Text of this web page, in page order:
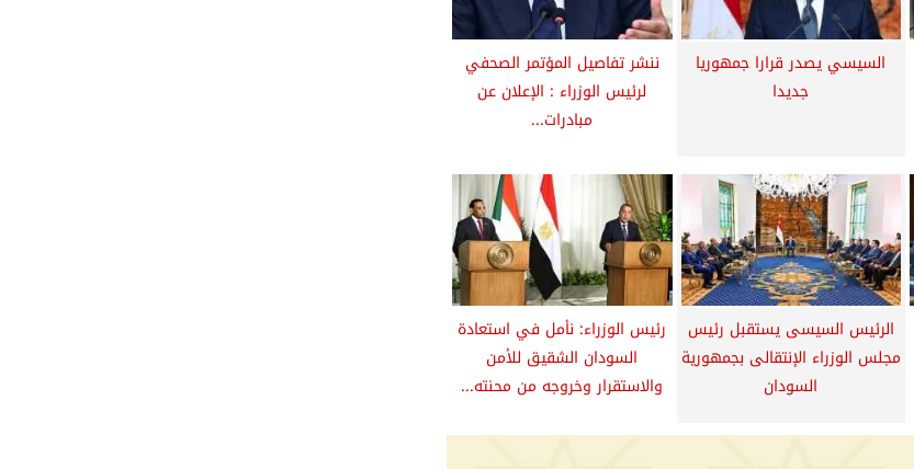
السيسي يصدر قرارا جمهوريا
جديدا
ننشر تفاصيل المؤتمر الصحفي
لرئيس الوزراء : الإعلان عن
مبادرات...
الرئيس السيسى يستقبل رئيس
مجلس الوزراء الإنتقالى بجمهورية
السودان
رئيس الوزراء: نأمل في استعادة
السودان الشقيق للأمن
والاستقرار وخروجه من محنته...